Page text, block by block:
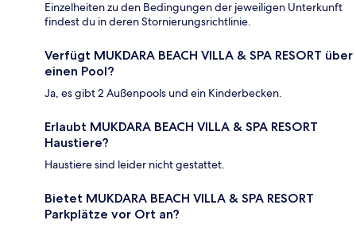
Einzelheiten zu den Bedingungen der jeweiligen Unterkunft
findest du in deren Stornierungsrichtlinie.
Verfügt MUKDARA BEACH VILLA & SPA RESORT über
einen Pool?
Ja, es gibt 2 Außenpools und ein Kinderbecken.
Erlaubt MUKDARA BEACH VILLA & SPA RESORT
Haustiere?
Haustiere sind leider nicht gestattet.
Bietet MUKDARA BEACH VILLA & SPA RESORT
Parkplätze vor Ort an?